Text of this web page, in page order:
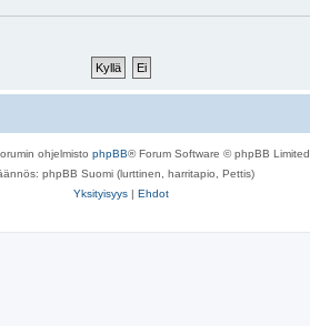
ohjelmisto phpBB® Forum Software © phpBB Limited
phpBB Suomi (lurttinen, harritapio, Pettis)
Yksityisyys | Ehdot